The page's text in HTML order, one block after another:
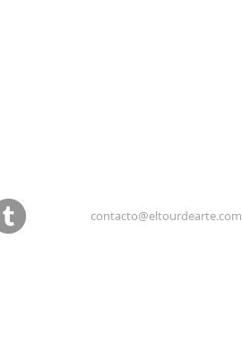
contacto@eltourdearte.com